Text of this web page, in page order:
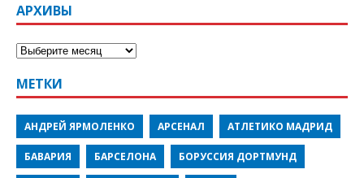
АРХИВЫ
МЕТКИ
АНДРЕЙ ЯРМОЛЕНКО АРСЕНАЛ АТЛЕТИКО МАДРИД
БАВАРИЯ БАРСЕЛОНА БОРУССИЯ ДОРТМУНД